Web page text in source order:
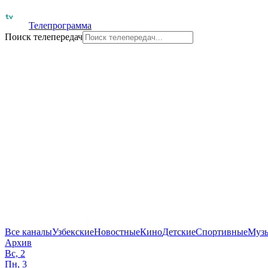
Телепрограмма
Поиск телепередач
Все каналыУзбекскиеНовостныеКиноДетскиеСпортивные
Архив
Вс, 2
Пн, 3